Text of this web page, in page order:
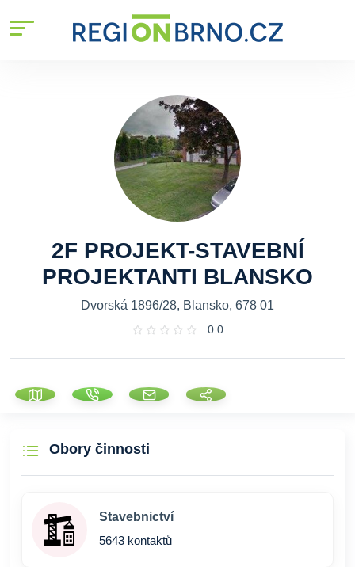
2F PROJEKT-STAVEBNÍ
PROJEKTANTI BLANSKO
Dvorská 1896/28, Blansko, 678 01
0.0
Obory činnosti
Stavebnictví
5643 kontaktů